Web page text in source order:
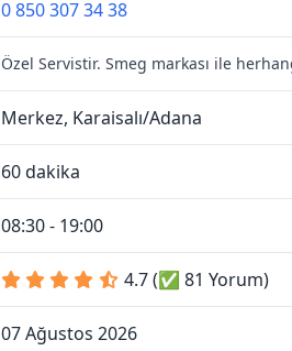
0 850 307 34 38
Özel Servistir. Smeg markası ile
Merkez, Karaisalı/Adana
60 dakika
08:30 - 19:00
4.7 (✅ 81 Yorum)
07 Ağustos 2026